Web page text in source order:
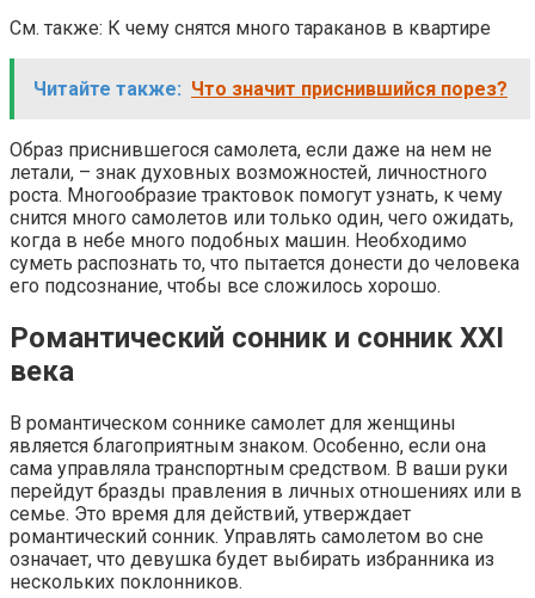
См. также: К чему снятся много тараканов в квартире
Читайте также: Что значит приснившийся порез?
Образ приснившегося самолета, если даже на нем не
летали, – знак духовных возможностей, личностного
роста. Многообразие трактовок помогут узнать, к чему
снится много самолетов или только один, чего ожидать,
когда в небе много подобных машин. Необходимо
суметь распознать то, что пытается донести до человека
его подсознание, чтобы все сложилось хорошо.
Романтический сонник и сонник XXI
века
В романтическом соннике самолет для женщины
является благоприятным знаком. Особенно, если она
сама управляла транспортным средством. В ваши руки
перейдут бразды правления в личных отношениях или в
семье. Это время для действий, утверждает
романтический сонник. Управлять самолетом во сне
означает, что девушка будет выбирать избранника из
нескольких поклонников.